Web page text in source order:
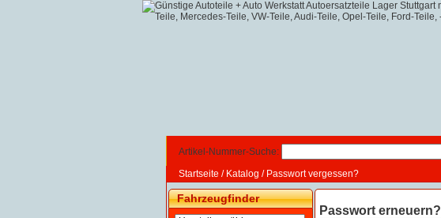
Artikel-Nummer-Suche:
Startseite / Katalog / Passwort vergessen?
Fahrzeugfinder
Passwort erneuern?